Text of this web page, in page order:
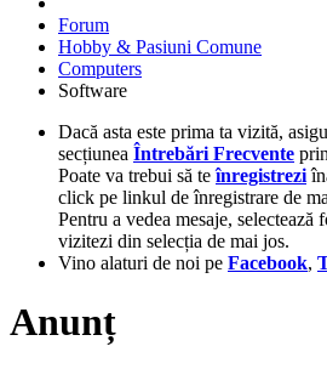
Forum
Hobby & Pasiuni Comune
Computers
Software
Dacă asta este prima ta vizită,
secțiunea Întrebări Frecvente
Poate va trebui să teînregistrezi
click pe linkul de înregistrare de
Pentru a vedea mesaje, selectează
vizitezi din selecția de mai jos.
Vino alaturi de noi pe Facebook,
Anunț